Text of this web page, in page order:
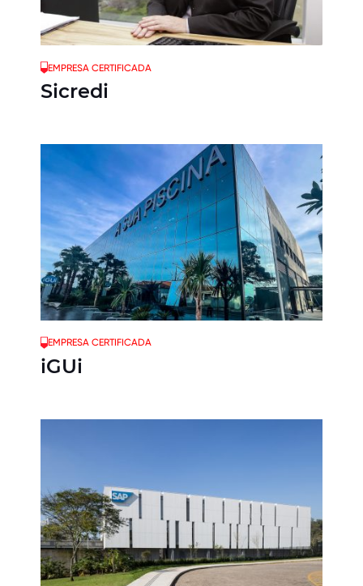
EMPRESA CERTIFICADA
Sicredi
EMPRESA CERTIFICADA
iGUi